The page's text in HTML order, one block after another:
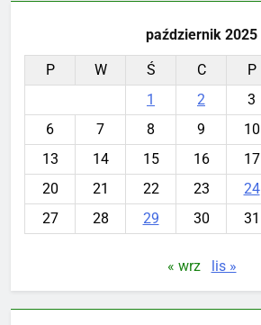
październik 2025
P W Ś C P
1
2 3
6
7 8 9 10
13
14 15 16 17
20
21 22 23 24
27
28 29 30 31
« wrz lis »